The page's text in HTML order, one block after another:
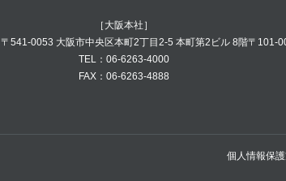
［大阪本社］
〒541-0053 大阪市中央区本町2丁目2-5 本町第2ビル 8階
TEL：06-6263-4000
FAX：06-6263-4888
〒101-
個人情報保